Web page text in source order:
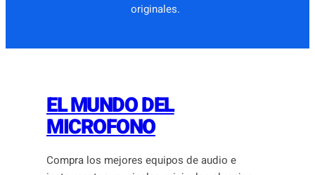
originales.
EL MUNDO DEL
MICROFONO
Compra los mejores equipos de audio e